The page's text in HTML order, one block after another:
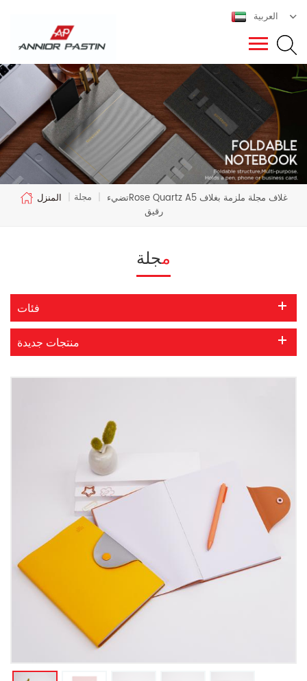
العربية
المنزل | مجلة |
رقيق
مجلة
فئات
منتجات جديدة